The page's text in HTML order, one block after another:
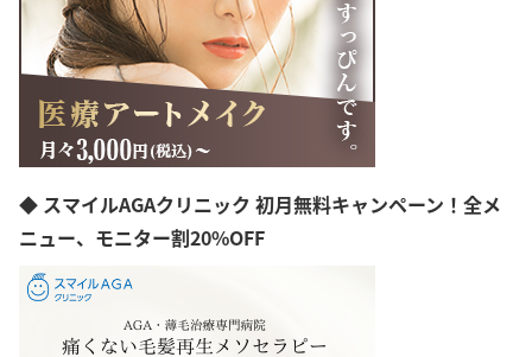
山梨県
長野県
岐阜県
静岡県
愛知県
三重県
滋賀県
大阪府
兵庫県
和歌山県
島根県
◆ スマイルAGAクリニック 初月無料キャンペーン！全メ
ニュー、モニター割20%OFF